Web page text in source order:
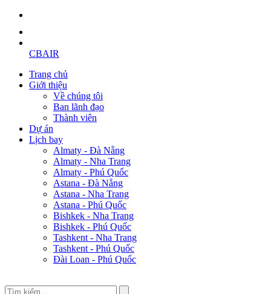
CBAIR
Trang chủ
Giới thiệu
Về chúng tôi
Ban lãnh đạo
Thành viên
Dự án
Lịch bay
Almaty - Đà Nẵng
Almaty - Nha Trang
Almaty - Phú Quốc
Astana - Đà Nẵng
Astana - Nha Trang
Astana - Phú Quốc
Bishkek - Nha Trang
Bishkek - Phú Quốc
Tashkent - Nha Trang
Tashkent - Phú Quốc
Đài Loan - Phú Quốc